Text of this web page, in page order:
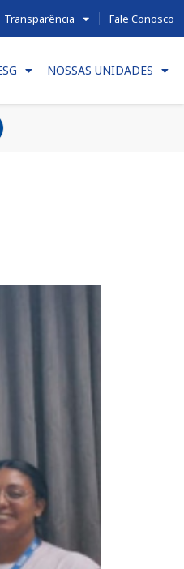
Transparência Fale Conosco
NOSSAS UNIDADES